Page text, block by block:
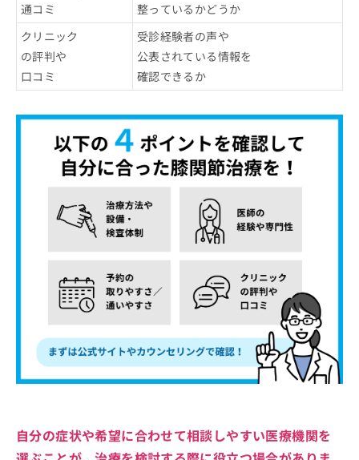
通コミ
整っているかどうか
クリニック
の評判や
口コミ
受診経験者の声や
公表されている情報を
確認できるか
自分の症状や希望に合わせて相談しやすい医療機関を